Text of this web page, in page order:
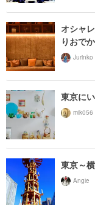
オシャ
りおで
Jurinko
東京に
mik056
東京～
Angie